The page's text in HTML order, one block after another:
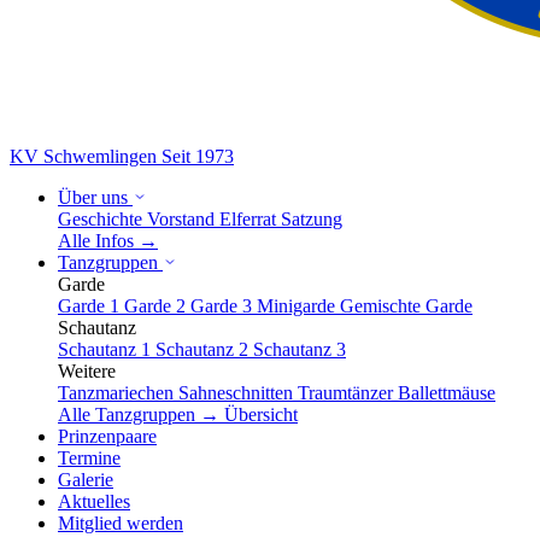
KV Schwemlingen Seit 1973
Über uns
Geschichte Vorstand Elferrat Satzung
Alle Infos →
Tanzgruppen
Garde
Garde 1 Garde 2 Garde 3 Minigarde Gemischte Garde
Schautanz
Schautanz 1 Schautanz 2 Schautanz 3
Weitere
Tanzmariechen Sahneschnitten TraumtänzerBallettmäuse
Alle Tanzgruppen → Übersicht
Prinzenpaare
Termine
Galerie
Aktuelles
Mitglied werden